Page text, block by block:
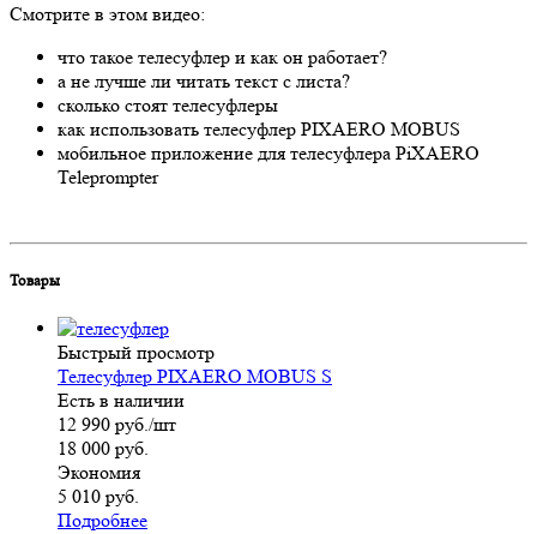
Смотрите в этом видео:
что такое телесуфлер и как он работает?
а не лучше ли читать текст с листа?
сколько стоят телесуфлеры
как использовать телесуфлер PIXAERO MOBUS
мобильное приложение для телесуфлера PiXAERO
Teleprompter
Товары
Быстрый просмотр
Телесуфлер PIXAERO MOBUS S
Есть в наличии
12 990 руб./шт
18 000 руб.
Экономия
5 010 руб.
Подробнее